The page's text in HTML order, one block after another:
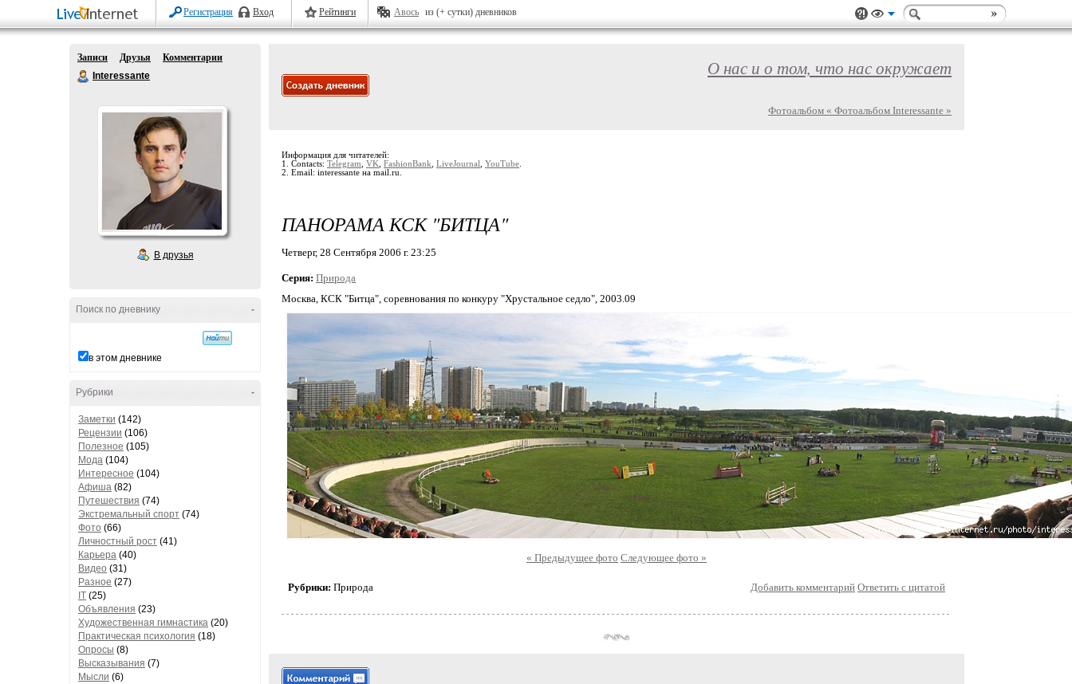
Регистрация Вход Рейтинги Авось из (+ сутки) дневников
Записи Друзья
Комментарии
Interessante
В друзья
-
Поиск по дневнику
в этом дневнике
-
Рубрики
Заметки (142)
Рецензии (106)
Полезное (105)
Мода (104)
Интересное (104)
Афиша (82)
Путешествия (74)
Экстремальный спорт (74)
Фото (66)
Личностный рост (41)
Карьера (40)
Видео (31)
Разное (27)
IT (25)
Объявления (23)
Художественная гимнастика (20)
Практическая психология (18)
Опросы (8)
Высказывания (7)
Мысли (6)
О нас и о том, что нас окружает
Фотоальбом « Фотоальбом Interessante »
Информация для читателей:
1. Contacts: Telegram VK FashionBank LiveJournal YouTube
2. Email: interessante на mail.ru.
ПАНОРАМА КСК "БИТЦА"
Четверг, 28 Сентября 2006 г. 23:25
Серия: Природа
Москва, КСК "Битца", соревнования по конкуру "Хрустальное седло", 2003.09
« Предыдущее фото Следующее фото »
Рубрики: Природа Добавить комментарий Ответить с цитатой